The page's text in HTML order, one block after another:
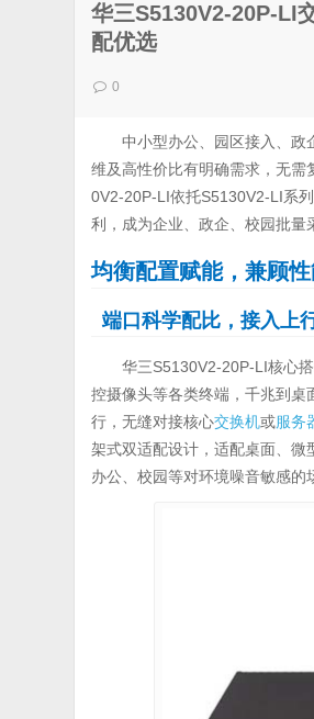
华三S5130V2-20P-LI
配优选
0
中小型办公、园区接入、政
维及高性价比有明确需求，无
0V2-20P-LI依托S5130V2-LI系
利，成为企业、政企、校园批量
均衡配置赋能，兼顾
端口科学配比，接入上
华三S5130V2-20P-LI核心
控摄像头等各类终端，千兆到桌
行，无缝对接核心交换机或服务
架式双适配设计，适配桌面、
办公、校园等对环境噪音敏感的